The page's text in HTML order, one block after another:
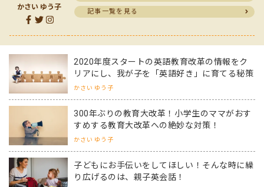
かさい ゆう子
記事一覧を見る
2020年度スタートの英語教育改革の情報をク
リアにし、我が子を「英語好き」に育てる秘策
かさい ゆう子
300年ぶりの教育大改革！小学生のママがおす
すめする教育大改革への絶妙な対策！
かさい ゆう子
子どもにお手伝いをしてほしい！そんな時に繰
り広げるのは、親子英会話！